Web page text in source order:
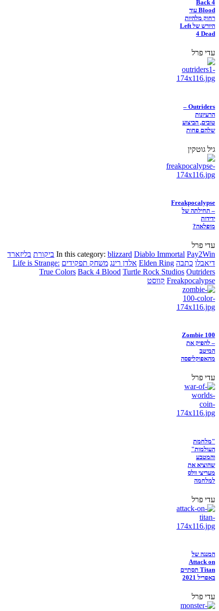
Back 4
Blood עוד
רחוק מלהיות
היורש של Left
4 Dead
עדי פרל
Outriders –
הרעיונות
טובים, הביצוע
שלהם פחות
גיל גוטקין
Freakpocalypse
– תחילתה של
ידידות
מופלאה?
עדי פרל
In this category: blizzard Diablo Immortal Pay2Win ביקורת בליזארד
דיאבלו כתבה Elden Ring אלדן רינג משחק תפקידים Life is Strange:
True Colors Back 4 Blood Turtle Rock Studios Outriders
Freakpocalypse קווסט
Zombie 100
– להפיק את
המיטב
מהאפוקליפסה
עדי פרל
"מלחמת
העולמות"
והמטבע
שהוציא את
מעריצי וולס
למלחמה
עדי פרל
המנגה של
Attack on
Titan תסתיים
באפריל 2021
עדי פרל